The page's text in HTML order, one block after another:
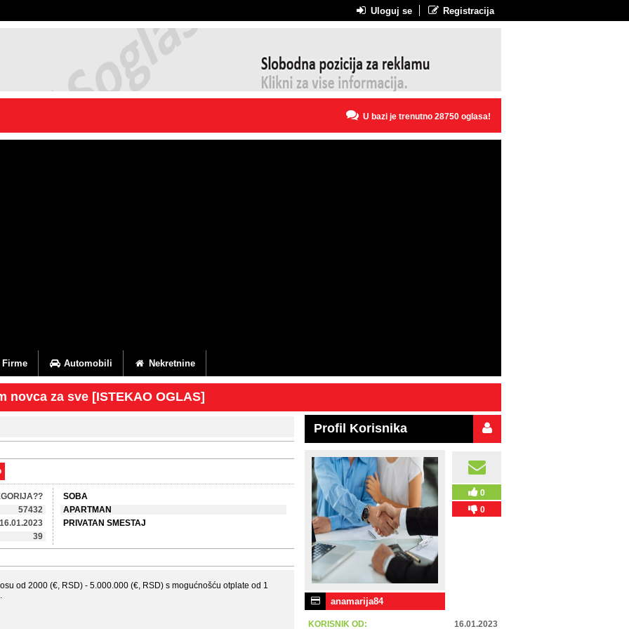
Uloguj se Registracija
U bazi je trenutno 28750 oglasa!
Firme Automobili Nekretnine
za sve [ISTEKAO OGLAS]
57432
16.01.2023
39
SOBA
APARTMAN
PRIVATAN SMESTAJ
od 2000 (€, RSD) - 5.000.000 (€, RSD) s mogućnošću otplate od 1
Profil Korisnika
anamarija84
0
0
KORISNIK OD:
16.01.2023